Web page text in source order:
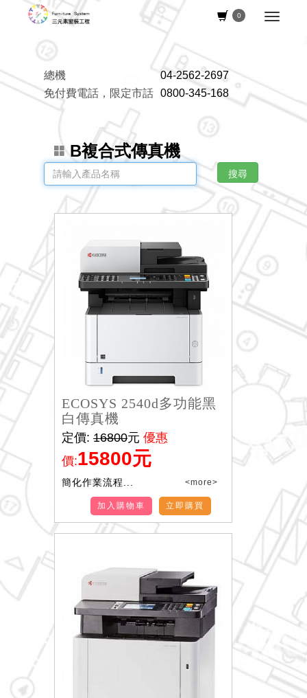
0
總機
04-2562-2697
免付費電話，限定市話 0800-345-168
B複合式傳真機
ECOSYS 2540d多功能黑
白傳真機
定價: 16800元 優惠
價:15800元
簡化作業流程... <more>
立即購買
加入購物車